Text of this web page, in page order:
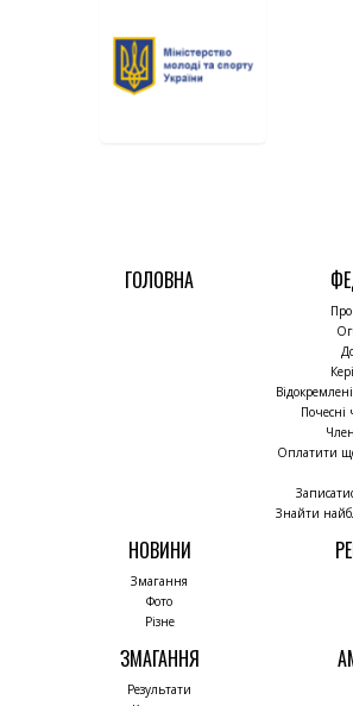
ГОЛОВНА
Почесні
Оплатити
Знайти
НОВИНИ
Змагання
Фото
Різне
ЗМАГАННЯ
Результати